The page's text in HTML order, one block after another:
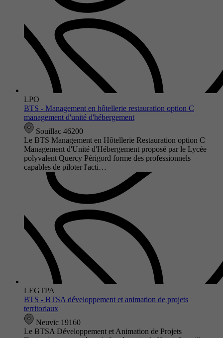
LPO
BTS - Management en hôtellerie restauration option C
management d'unité d'hébergement
Souillac 46200
Le BTS Management en Hôtellerie Restauration option C
Management d'Unité d'Hébergement proposé par le Lycée
polyvalent Quercy Périgord forme des professionnels
capables de piloter l'acti…
LEGTPA
BTS - BTSA développement et animation de projets
territoriaux
Neuvic 19160
Le BTSA Développement et Animation de Projets